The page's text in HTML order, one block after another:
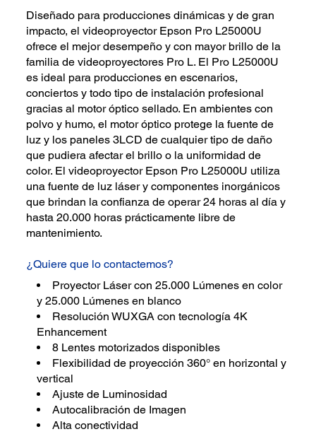
Diseñado para producciones dinámicas y de gran
impacto, el videoproyector Epson Pro L25000U
ofrece el mejor desempeño y con mayor brillo de la
familia de videoproyectores Pro L. El Pro L25000U
es ideal para producciones en escenarios,
conciertos y todo tipo de instalación profesional
gracias al motor óptico sellado. En ambientes con
polvo y humo, el motor óptico protege la fuente de
luz y los paneles 3LCD de cualquier tipo de daño
que pudiera afectar el brillo o la uniformidad de
color. El videoproyector Epson Pro L25000U utiliza
una fuente de luz láser y componentes inorgánicos
que brindan la confianza de operar 24 horas al día y
hasta 20.000 horas prácticamente libre de
mantenimiento.
¿Quiere que lo contactemos?
Proyector Láser con 25.000 Lúmenes en color
y 25.000 Lúmenes en blanco
Resolución WUXGA con tecnología 4K
Enhancement
8 Lentes motorizados disponibles
Flexibilidad de proyección 360° en horizontal y
vertical
Ajuste de Luminosidad
Autocalibración de Imagen
Alta conectividad